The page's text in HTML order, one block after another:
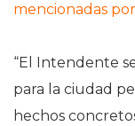
mencionadas
“El Intendente
para la ciudad
hechos